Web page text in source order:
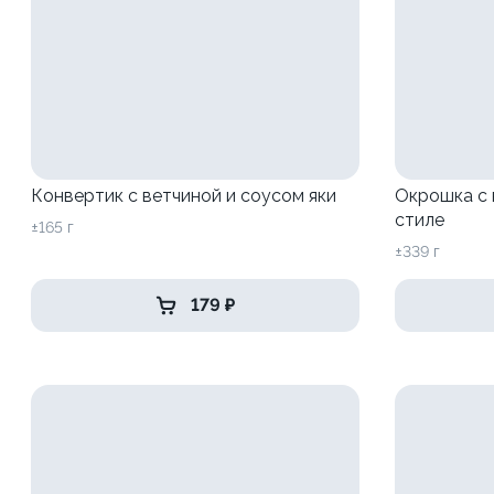
Конвертик с ветчиной и соусом яки
±165 г
179 ₽
Окрошка с
стиле
±339 г